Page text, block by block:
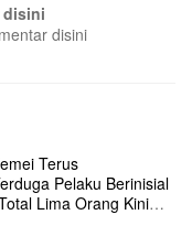
disini
disini
Terus
Pelaku Berinisial
Lima Orang Kini